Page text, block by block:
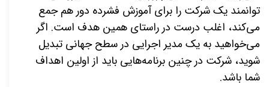
توانمند یک شرکت را برای آموزش فشرده دور هم جمع
می‌کند، اغلب درست در راستای همین هدف است. اگر
می‌خواهید به یک مدیر اجرایی در سطح جهانی تبدیل
شوید، شرکت در چنین برنامه‌هایی باید از اولین اهداف
شما باشد.